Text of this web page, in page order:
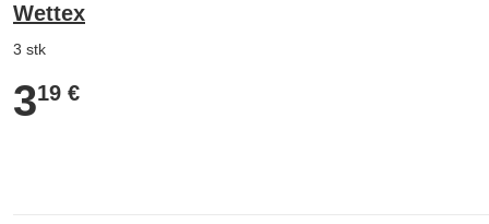
Wettex
3 stk
3,19 €
319 €